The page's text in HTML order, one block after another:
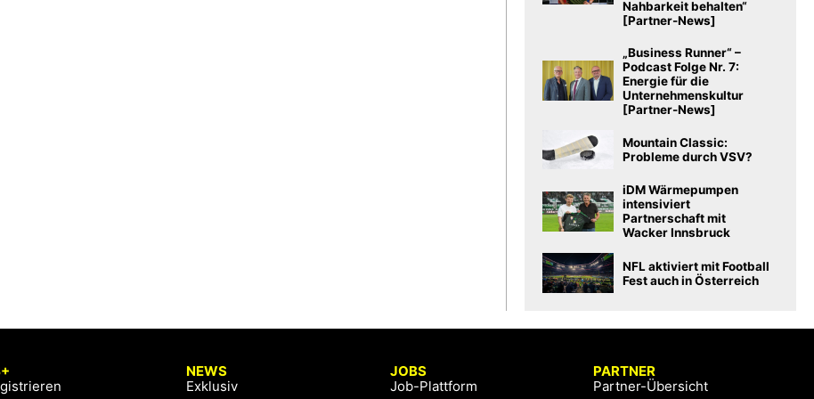
Nahbarkeit behalten“
[Partner-News]
„Business Runner“ –
Podcast Folge Nr. 7:
Energie für die
Unternehmenskultur
[Partner-News]
Mountain Classic:
Probleme durch VSV?
iDM Wärmepumpen
intensiviert
Partnerschaft mit
Wacker Innsbruck
NFL aktiviert mit Football
Fest auch in Österreich
NEWS
Exklusiv
JOBS
Job-Plattform
PARTNER
Partner-Übersicht